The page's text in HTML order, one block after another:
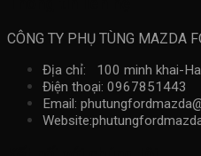
CÔNG TY PHỤ TÙNG MAZDA
Địa chỉ: 100 minh khai-
Điện thoại: 0967851443
Email: